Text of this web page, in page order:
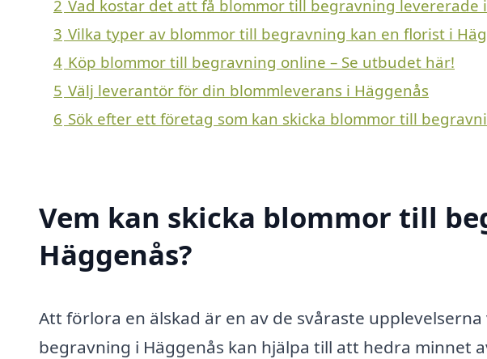
2 Vad kostar det att få blommor till begravning levererade
3 Vilka typer av blommor till begravning kan en florist i
4 Köp blommor till begravning online – Se utbudet här!
5 Välj leverantör för din blommleverans i Häggenås
6 Sök efter ett företag som kan skicka blommor till
Vem kan skicka blommor till
Häggenås?
Att förlora en älskad är en av de svåraste
begravning i Häggenås kan hjälpa till att hedra minnet